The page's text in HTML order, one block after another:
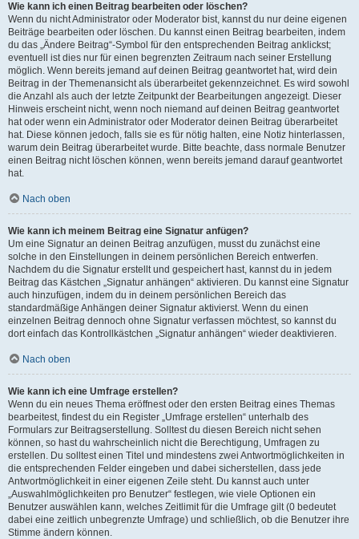
Wie kann ich einen Beitrag bearbeiten oder löschen?
Wenn du nicht Administrator oder Moderator bist, kannst du nur deine eigenen
Beiträge bearbeiten oder löschen. Du kannst einen Beitrag bearbeiten, indem
du das „Ändere Beitrag“-Symbol für den entsprechenden Beitrag anklickst;
eventuell ist dies nur für einen begrenzten Zeitraum nach seiner Erstellung
möglich. Wenn bereits jemand auf deinen Beitrag geantwortet hat, wird dein
Beitrag in der Themenansicht als überarbeitet gekennzeichnet. Es wird sowohl
die Anzahl als auch der letzte Zeitpunkt der Bearbeitungen angezeigt. Dieser
Hinweis erscheint nicht, wenn noch niemand auf deinen Beitrag geantwortet
hat oder wenn ein Administrator oder Moderator deinen Beitrag überarbeitet
hat. Diese können jedoch, falls sie es für nötig halten, eine Notiz hinterlassen,
warum dein Beitrag überarbeitet wurde. Bitte beachte, dass normale Benutzer
einen Beitrag nicht löschen können, wenn bereits jemand darauf geantwortet
hat.
Nach oben
Wie kann ich meinem Beitrag eine Signatur anfügen?
Um eine Signatur an deinen Beitrag anzufügen, musst du zunächst eine
solche in den Einstellungen in deinem persönlichen Bereich entwerfen.
Nachdem du die Signatur erstellt und gespeichert hast, kannst du in jedem
Beitrag das Kästchen „Signatur anhängen“ aktivieren. Du kannst eine Signatur
auch hinzufügen, indem du in deinem persönlichen Bereich das
standardmäßige Anhängen deiner Signatur aktivierst. Wenn du einen
einzelnen Beitrag dennoch ohne Signatur verfassen möchtest, so kannst du
dort einfach das Kontrollkästchen „Signatur anhängen“ wieder deaktivieren.
Nach oben
Wie kann ich eine Umfrage erstellen?
Wenn du ein neues Thema eröffnest oder den ersten Beitrag eines Themas
bearbeitest, findest du ein Register „Umfrage erstellen“ unterhalb des
Formulars zur Beitragserstellung. Solltest du diesen Bereich nicht sehen
können, so hast du wahrscheinlich nicht die Berechtigung, Umfragen zu
erstellen. Du solltest einen Titel und mindestens zwei Antwortmöglichkeiten in
die entsprechenden Felder eingeben und dabei sicherstellen, dass jede
Antwortmöglichkeit in einer eigenen Zeile steht. Du kannst auch unter
„Auswahlmöglichkeiten pro Benutzer“ festlegen, wie viele Optionen ein
Benutzer auswählen kann, welches Zeitlimit für die Umfrage gilt (0 bedeutet
dabei eine zeitlich unbegrenzte Umfrage) und schließlich, ob die Benutzer ihre
Stimme ändern können.